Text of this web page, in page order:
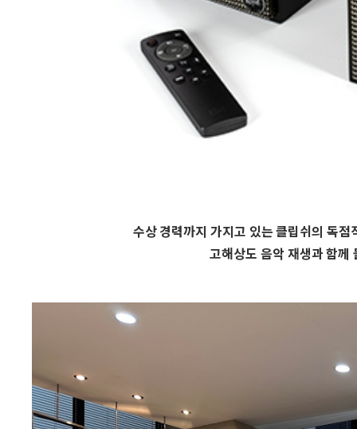
수상 경력까지 가지고 있는 클립쉬의 독
고해상도 음악 재생과 함께